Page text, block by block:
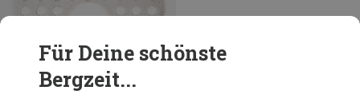
Du sparst 19%
Für Deine schönste
Bergzeit...